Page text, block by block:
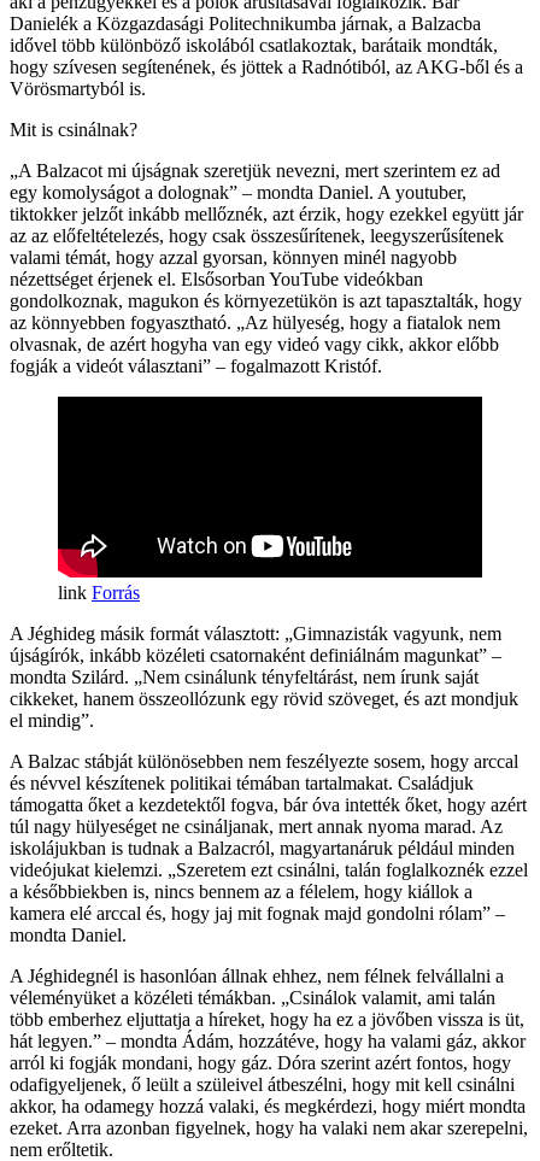
Danielék a Közgazdasági Politechnikumba járnak, a Balzacba
idővel több különböző iskolából csatlakoztak, barátaik mondták,
hogy szívesen segítenének, és jöttek a Radnótiból, az AKG-ből és a
Vörösmartyból is.
Mit is csinálnak?
„A Balzacot mi újságnak szeretjük nevezni, mert szerintem ez ad
egy komolyságot a dolognak” – mondta Daniel. A youtuber,
tiktokker jelzőt inkább mellőznék, azt érzik, hogy ezekkel együtt jár
az az előfeltételezés, hogy csak összesűrítenek, leegyszerűsítenek
valami témát, hogy azzal gyorsan, könnyen minél nagyobb
nézettséget érjenek el. Elsősorban YouTube videókban
gondolkoznak, magukon és környezetükön is azt tapasztalták, hogy
az könnyebben fogyasztható. „Az hülyeség, hogy a fiatalok nem
olvasnak, de azért hogyha van egy videó vagy cikk, akkor előbb
fogják a videót választani” – fogalmazott Kristóf.
Forrás
A Jéghideg másik formát választott: „Gimnazisták vagyunk, nem
újságírók, inkább közéleti csatornaként definiálnám magunkat” –
mondta Szilárd. „Nem csinálunk tényfeltárást, nem írunk saját
cikkeket, hanem összeollózunk egy rövid szöveget, és azt mondjuk
el mindig”.
A Balzac stábját különösebben nem feszélyezte sosem, hogy arccal
és névvel készítenek politikai témában tartalmakat. Családjuk
támogatta őket a kezdetektől fogva, bár óva intették őket, hogy azért
túl nagy hülyeséget ne csináljanak, mert annak nyoma marad. Az
iskolájukban is tudnak a Balzacról, magyartanáruk például minden
videójukat kielemzi. „Szeretem ezt csinálni, talán foglalkoznék ezzel
a későbbiekben is, nincs bennem az a félelem, hogy kiállok a
kamera elé arccal és, hogy jaj mit fognak majd gondolni rólam” –
mondta Daniel.
A Jéghidegnél is hasonlóan állnak ehhez, nem félnek felvállalni a
véleményüket a közéleti témákban. „Csinálok valamit, ami talán
több emberhez eljuttatja a híreket, hogy ha ez a jövőben vissza is üt,
hát legyen.” – mondta Ádám, hozzátéve, hogy ha valami gáz, akkor
arról ki fogják mondani, hogy gáz. Dóra szerint azért fontos, hogy
odafigyeljenek, ő leült a szüleivel átbeszélni, hogy mit kell csinálni
akkor, ha odamegy hozzá valaki, és megkérdezi, hogy miért mondta
ezeket. Arra azonban figyelnek, hogy ha valaki nem akar szerepelni,
nem erőltetik.